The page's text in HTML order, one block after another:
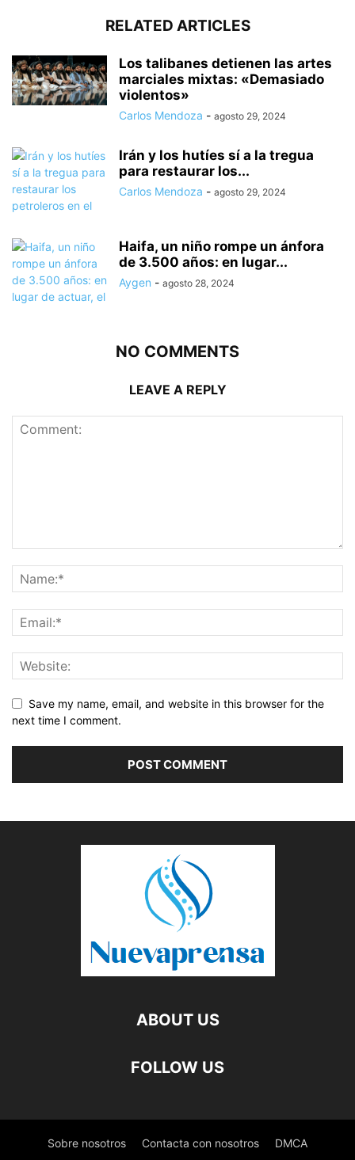
RELATED ARTICLES
Los talibanes detienen las artes
marciales mixtas: «Demasiado
violentos»
Carlos Mendoza - agosto 29, 2024
Irán y los hutíes sí a la tregua
para restaurar los...
Carlos Mendoza - agosto 29, 2024
Haifa, un niño rompe un ánfora
de 3.500 años: en lugar...
Aygen - agosto 28, 2024
NO COMMENTS
LEAVE A REPLY
Save my name, email, and website in this browser for the
next time I comment.
ABOUT US
FOLLOW US
Sobre nosotros Contacta con nosotros DMCA